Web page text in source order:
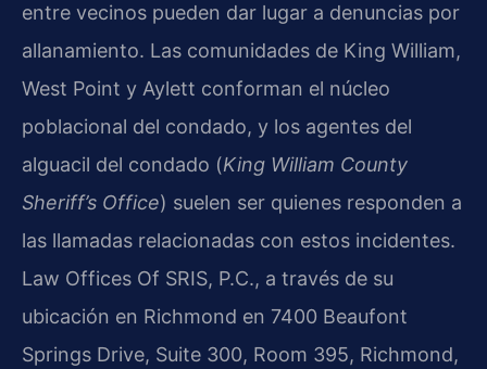
entre vecinos pueden dar lugar a denuncias por
allanamiento. Las comunidades de King William,
West Point y Aylett conforman el núcleo
poblacional del condado, y los agentes del
alguacil del condado (King William County
Sheriff’s Office) suelen ser quienes responden a
las llamadas relacionadas con estos incidentes.
Law Offices Of SRIS, P.C., a través de su
ubicación en Richmond en 7400 Beaufont
Springs Drive, Suite 300, Room 395, Richmond,